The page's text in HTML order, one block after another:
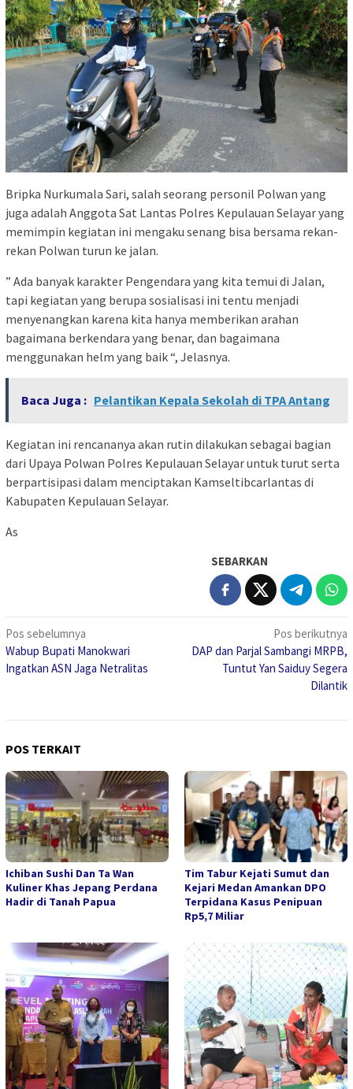
Bripka Nurkumala Sari, salah seorang personil Polwan yang
juga adalah Anggota Sat Lantas Polres Kepulauan Selayar yang
memimpin kegiatan ini mengaku senang bisa bersama rekan-
rekan Polwan turun ke jalan.
” Ada banyak karakter Pengendara yang kita temui di Jalan,
tapi kegiatan yang berupa sosialisasi ini tentu menjadi
menyenangkan karena kita hanya memberikan arahan
bagaimana berkendara yang benar, dan bagaimana
menggunakan helm yang baik “, Jelasnya.
Baca Juga : Pelantikan Kepala Sekolah di TPA Antang
Kegiatan ini rencananya akan rutin dilakukan sebagai bagian
dari Upaya Polwan Polres Kepulauan Selayar untuk turut serta
berpartisipasi dalam menciptakan Kamseltibcarlantas di
Kabupaten Kepulauan Selayar.
As
SEBARKAN
Navigasi
pos
Pos sebelumnya
Wabup Bupati Manokwari
Ingatkan ASN Jaga Netralitas
Pos berikutnya
DAP dan Parjal Sambangi MRPB,
Tuntut Yan Saiduy Segera
Dilantik
POS TERKAIT
Ichiban Sushi Dan Ta Wan
Kuliner Khas Jepang Perdana
Hadir di Tanah Papua
Tim Tabur Kejati Sumut dan
Kejari Medan Amankan DPO
Terpidana Kasus Penipuan
Rp5,7 Miliar